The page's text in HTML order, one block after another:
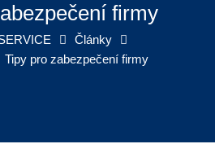
firmy
Články
Tipy pro zabezpečení firmy